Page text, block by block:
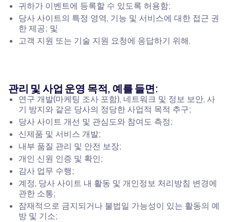
귀하가 이벤트에 등록할 수 있도록 허용함;
당사 사이트의 특정 영역, 기능 및 서비스에 대한 접근 권
한 제공; 및
고객 지원 또는 기술 지원 요청에 응답하기 위해.
관리 및 사업 운영 목적, 예를 들면:
연구 개발(마케팅 조사 포함), 네트워크 및 정보 보안, 사
기 방지와 같은 당사의 정당한 사업적 목적 추구;
당사 사이트 개선 및 관심도와 참여도 측정;
신제품 및 서비스 개발;
내부 품질 관리 및 안전 보장;
개인 신원 인증 및 확인;
감사 업무 수행;
계정, 당사 사이트 내 활동 및 개인정보 처리방침 변경에
관한 소통;
잠재적으로 금지되거나 불법일 가능성이 있는 활동의 예
방 및 기소;